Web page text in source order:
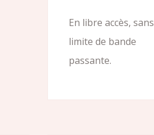
En libre accès, sans
limite de bande
passante.